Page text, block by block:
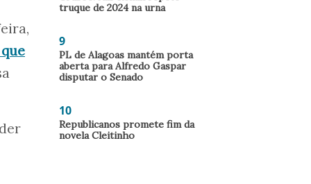
truque de 2024 na urna
9
PL de Alagoas mantém porta
aberta para Alfredo Gaspar
disputar o Senado
10
Republicanos promete fim da
novela Cleitinho